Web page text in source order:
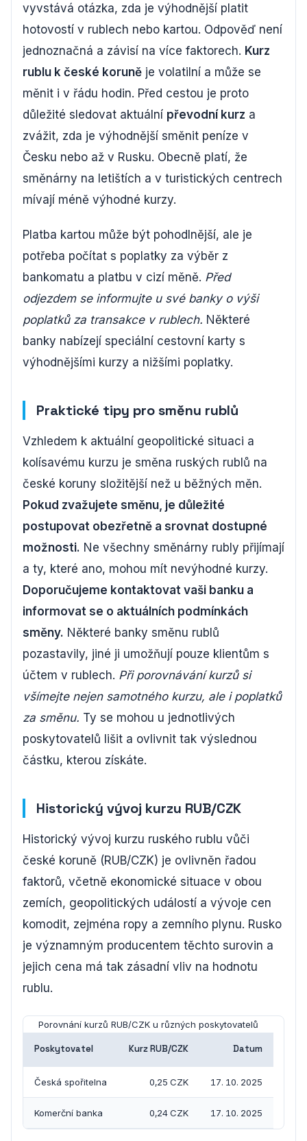
vyvstává otázka, zda je výhodnější platit
hotovostí v rublech nebo kartou. Odpověď není
jednoznačná a závisí na více faktorech. Kurz
rublu k české koruně je volatilní a může se
měnit i v řádu hodin. Před cestou je proto
důležité sledovat aktuální převodní kurz a
zvážit, zda je výhodnější směnit peníze v
Česku nebo až v Rusku. Obecně platí, že
směnárny na letištích a v turistických centrech
mívají méně výhodné kurzy.
Platba kartou může být pohodlnější, ale je
potřeba počítat s poplatky za výběr z
bankomatu a platbu v cizí měně. Před
odjezdem se informujte u své banky o výši
poplatků za transakce v rublech. Některé
banky nabízejí speciální cestovní karty s
výhodnějšími kurzy a nižšími poplatky.
Praktické tipy pro směnu rublů
Vzhledem k aktuální geopolitické situaci a
kolísavému kurzu je směna ruských rublů na
české koruny složitější než u běžných měn.
Pokud zvažujete směnu, je důležité
postupovat obezřetně a srovnat dostupné
možnosti. Ne všechny směnárny rubly přijímají
a ty, které ano, mohou mít nevýhodné kurzy.
Doporučujeme kontaktovat vaši banku a
informovat se o aktuálních podmínkách
směny. Některé banky směnu rublů
pozastavily, jiné ji umožňují pouze klientům s
účtem v rublech. Při porovnávání kurzů si
všímejte nejen samotného kurzu, ale i poplatků
za směnu. Ty se mohou u jednotlivých
poskytovatelů lišit a ovlivnit tak výslednou
částku, kterou získáte.
Historický vývoj kurzu RUB/CZK
Historický vývoj kurzu ruského rublu vůči
české koruně (RUB/CZK) je ovlivněn řadou
faktorů, včetně ekonomické situace v obou
zemích, geopolitických událostí a vývoje cen
komodit, zejména ropy a zemního plynu. Rusko
je významným producentem těchto surovin a
jejich cena má tak zásadní vliv na hodnotu
rublu.
Porovnání kurzů RUB/CZK u různých poskytovatelů
Poskytovatel Kurz RUB/CZK Datum
Česká spořitelna 0,25 CZK 17. 10. 2025
Komerční banka 0,24 CZK 17. 10. 2025